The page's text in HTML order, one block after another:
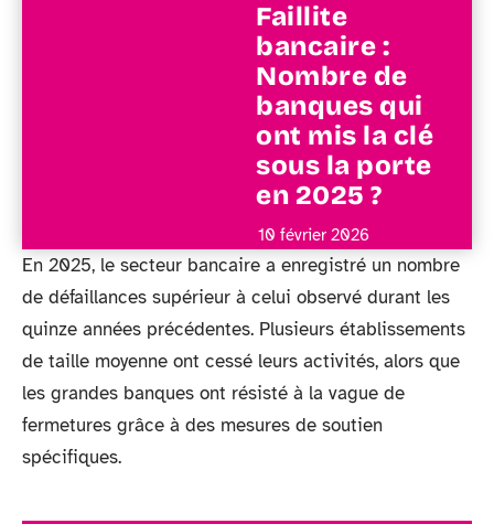
Faillite
bancaire :
Nombre de
banques qui
ont mis la clé
sous la porte
en 2025 ?
10 février 2026
En 2025, le secteur bancaire a enregistré un nombre
de défaillances supérieur à celui observé durant les
quinze années précédentes. Plusieurs établissements
de taille moyenne ont cessé leurs activités, alors que
les grandes banques ont résisté à la vague de
fermetures grâce à des mesures de soutien
spécifiques.